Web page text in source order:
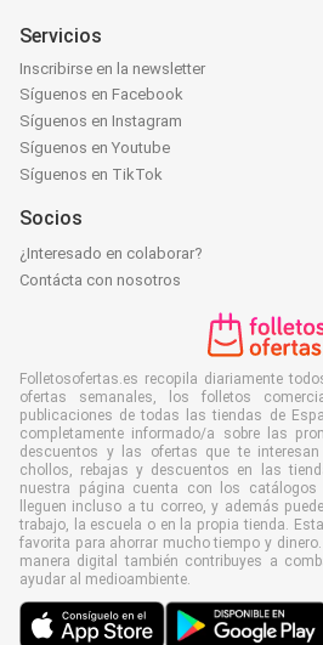
Servicios
Inscribirse en la newsletter
Síguenos en Facebook
Síguenos en Instagram
Síguenos en Youtube
Síguenos en TikTok
Socios
¿Interesado en colaborar?
Contácta con nosotros
Folletosofertas.es recopila diariamente
ofertas semanales, los folletos
publicaciones de todas las tiendas de
completamente informado/a sobre las
descuentos y las ofertas que te
chollos, rebajas y descuentos en las
nuestra página cuenta con los
lleguen incluso a tu correo, y además
trabajo, la escuela o en la propia tienda.
favorita para ahorrar mucho tiempo y
manera digital también contribuyes a
ayudar al medioambiente.